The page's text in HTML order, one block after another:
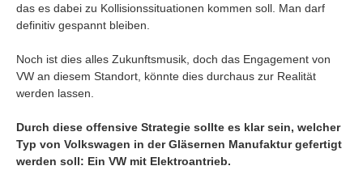
das es dabei zu Kollisionssituationen kommen soll. Man darf
definitiv gespannt bleiben.
Noch ist dies alles Zukunftsmusik, doch das Engagement von
VW an diesem Standort, könnte dies durchaus zur Realität
werden lassen.
Durch diese offensive Strategie sollte es klar sein, welcher
Typ von Volkswagen in der Gläsernen Manufaktur gefertigt
werden soll: Ein VW mit Elektroantrieb.